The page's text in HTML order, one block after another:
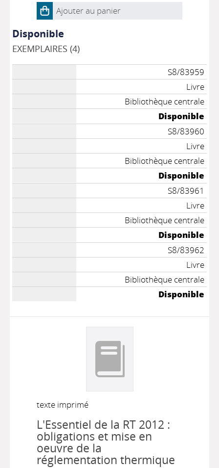
Ajouter au panier
Disponible
EXEMPLAIRES (4)
S8/83959
Livre
Bibliothèque centrale
Disponible
S8/83960
Livre
Bibliothèque centrale
Disponible
S8/83961
Livre
Bibliothèque centrale
Disponible
S8/83962
Livre
Bibliothèque centrale
Disponible
texte imprimé
L'Essentiel de la RT 2012 :
obligations et mise en
oeuvre de la
réglementation thermique